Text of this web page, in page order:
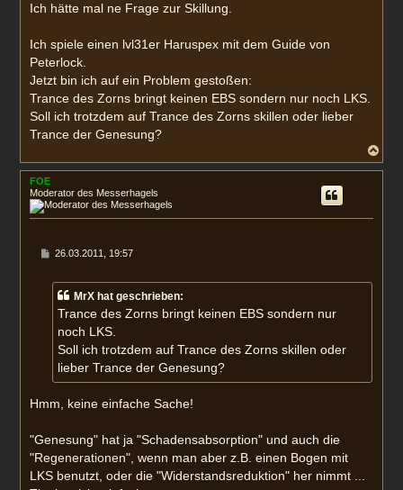
r
Ich hätte mal ne Frage zur Skillung.
Ich spiele einen lvl31er Haruspex mit dem Guide von
Peterlock.
Jetzt bin ich auf ein Problem gestoßen:
Trance des Zorns bringt keinen EBS sondern nur noch LKS.
Soll ich trotzdem auf Trance des Zorns skillen oder lieber
Trance der Genesung?
a
c
FOE
Moderator des Messerhagels
B
t
26.03.2011, 19:57
MrX hat geschrieben:
Trance des Zorns bringt keinen EBS sondern nur
noch LKS.
Soll ich trotzdem auf Trance des Zorns skillen oder
lieber Trance der Genesung?
Hmm, keine einfache Sache!
"Genesung" hat ja "Schadensabsorption" und auch die
"Regenerationen", wenn man aber z.B. einen Bogen mit
LKS benutzt, oder die "Widerstandsreduktion" her nimmt ...